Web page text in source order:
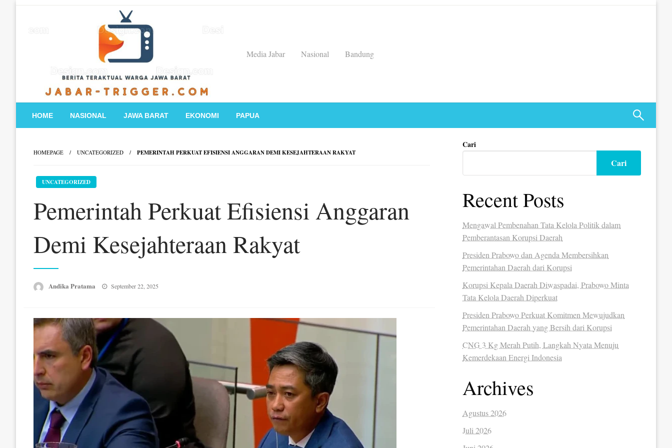
Media Jabar
Nasional Bandung
HOME NASIONAL JAWA BARAT EKONOMI PAPUA
HOMEPAGE UNCATEGORIZED PEMERINTAH PERKUAT EFISIENSI ANGGARAN DEMI KESEJAHTERAAN RAKYAT
UNCATEGORIZED
Pemerintah Perkuat Efisiensi Anggaran
Demi Kesejahteraan Rakyat
Andika Pratama
Posted
September 22, 2025
Cari
Cari
Recent Posts
Mengawal Pembenahan Tata Kelola Politik dalam
Pemberantasan Korupsi Daerah
Presiden Prabowo dan Agenda Membersihkan
Pemerintahan Daerah dari Korupsi
Korupsi Kepala Daerah Diwaspadai, Prabowo Minta
Tata Kelola Daerah Diperkuat
Presiden Prabowo Perkuat Komitmen Mewujudkan
Pemerintahan Daerah yang Bersih dari Korupsi
CNG 3 Kg Merah Putih, Langkah Nyata Menuju
Kemerdekaan Energi Indonesia
Archives
Agustus 2026
Juli 2026